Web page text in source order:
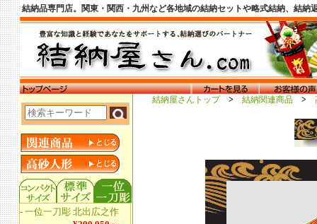
結納品専門店。関東・関西・九州など各地域の結納セットや略式結納、結
結納屋さんトップ > 結納関連商品 >